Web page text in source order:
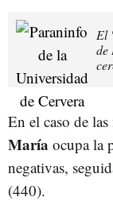
El
de
En el caso de
María ocupa la
negativas,
(440).